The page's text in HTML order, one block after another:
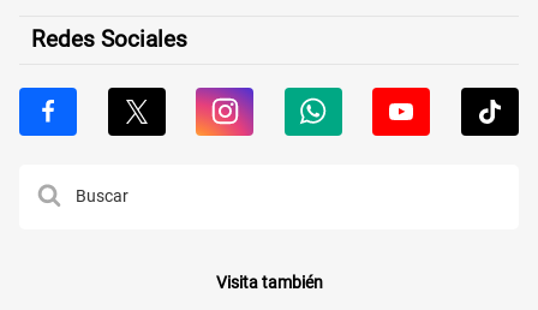
Redes Sociales
Visita también